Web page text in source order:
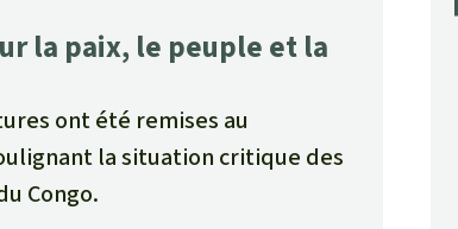
la paix, le peuple et la
ont été remises au
la situation critique des
Congo.